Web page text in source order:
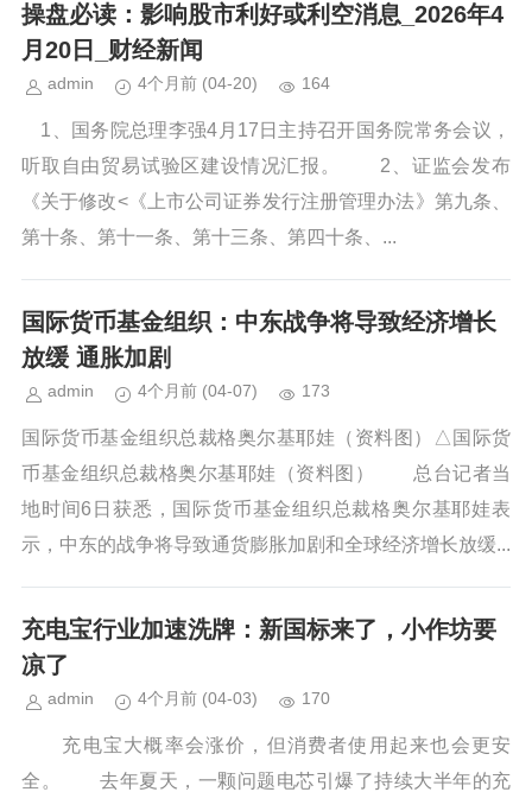
操盘必读：影响股市利好或利空消息_2026年4
月20日_财经新闻
admin 4个月前 (04-20) 164
1、国务院总理李强4月17日主持召开国务院常务会议，
听取自由贸易试验区建设情况汇报。 2、证监会发布
《关于修改<《上市公司证券发行注册管理办法》第九条、
第十条、第十一条、第十三条、第四十条、...
国际货币基金组织：中东战争将导致经济增长
放缓 通胀加剧
admin 4个月前 (04-07) 173
国际货币基金组织总裁格奥尔基耶娃（资料图）△国际货
币基金组织总裁格奥尔基耶娃（资料图） 总台记者当
地时间6日获悉，国际货币基金组织总裁格奥尔基耶娃表
示，中东的战争将导致通货膨胀加剧和全球经济增长放缓...
充电宝行业加速洗牌：新国标来了，小作坊要
凉了
admin 4个月前 (04-03) 170
充电宝大概率会涨价，但消费者使用起来也会更安
全。 去年夏天，一颗问题电芯引爆了持续大半年的充